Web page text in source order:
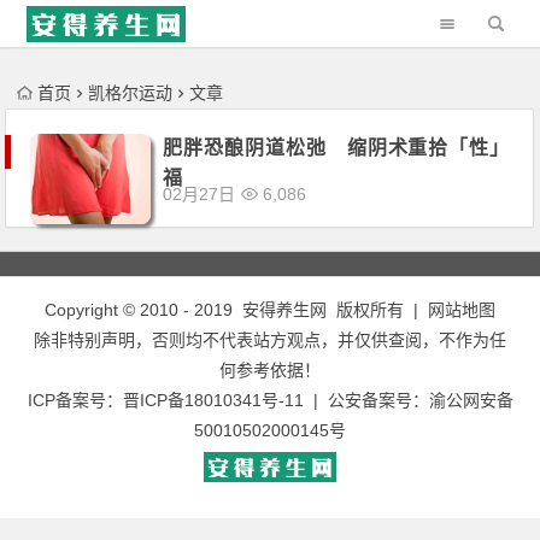
'); })();
首页 凯格尔运动 文章
肥胖恐酿阴道松弛 缩阴术重拾「性」
福
02月27日 6,086
Copyright © 2010 - 2019 安得养生网 版权所有 |
网站地图
除非特别声明，否则均不代表站方观点，并仅供查阅，不作为任
何参考依据！
ICP备案号： 晋ICP备18010341号-11 | 公安备案号： 渝公网安备
50010502000145号